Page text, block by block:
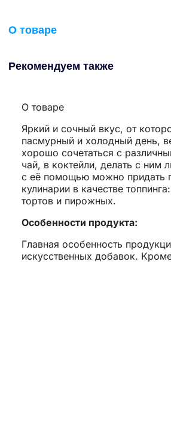
О товаре
Рекомендуем также
О товаре
Яркий и сочный вкус, от
пасмурный и холодный день,
хорошо сочетаться с
чай, в коктейли, делать с ним
с её помощью можно придать
кулинарии в качестве
тортов и пирожных.
Особенности продукта:
Главная особенность
искусственных добавок.